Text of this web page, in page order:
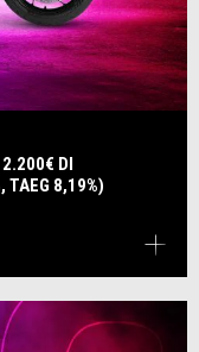
2.200€ DI
TAEG 8,19%)